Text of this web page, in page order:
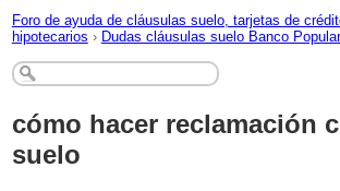
Foro de ayuda de cláusulas suelo, tarjetas de
hipotecarios › Dudas cláusulas suelo Banco
cómo hacer reclamación
suelo